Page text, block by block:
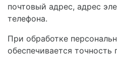
почтовый адрес, адрес
телефона.
При обработке
обеспечивается